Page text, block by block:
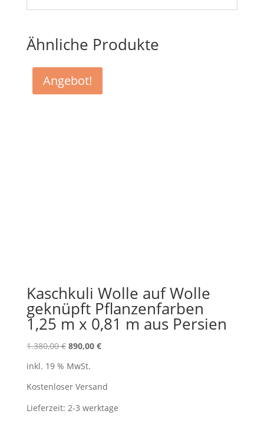
Ähnliche Produkte
Angebot!
Kaschkuli Wolle auf Wolle
geknüpft Pflanzenfarben
1,25 m x 0,81 m aus Persien
1.380,00€ Ursprünglicher
war:
1.380,00 €
890,00 €Aktueller
890,00 €.
inkl. 19 % MwSt.
Kostenloser Versand
Lieferzeit: 2-3 werktage